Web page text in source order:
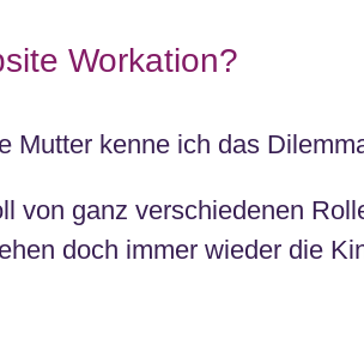
Workation?
Mutter kenne ich das
von ganz verschiedenen
doch immer wieder die